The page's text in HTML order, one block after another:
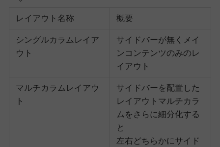
レイアウト名称 概要
シングルカラムレイア
ウト
サイドバーが無くメイ
ンコンテンツのみのレ
イアウト
マルチカラムレイアウ
ト
サイドバーを配置した
レイアウトマルチカラ
ムをさらに細分化する
と
左右どちらかにサイド